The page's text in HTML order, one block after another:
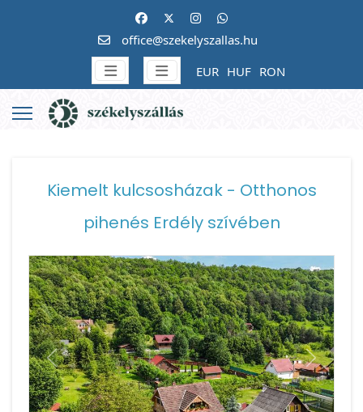
office@szekelyszallas.hu
EUR HUF RON
Kiemelt kulcsosházak - Otthonos
pihenés Erdély szívében
Vissza